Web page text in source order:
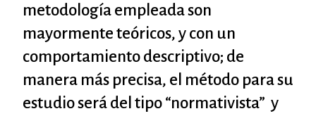
metodología empleada son
mayormente teóricos, y con un
comportamiento descriptivo; de
manera más precisa, el método para su
estudio será del tipo “normativista” y